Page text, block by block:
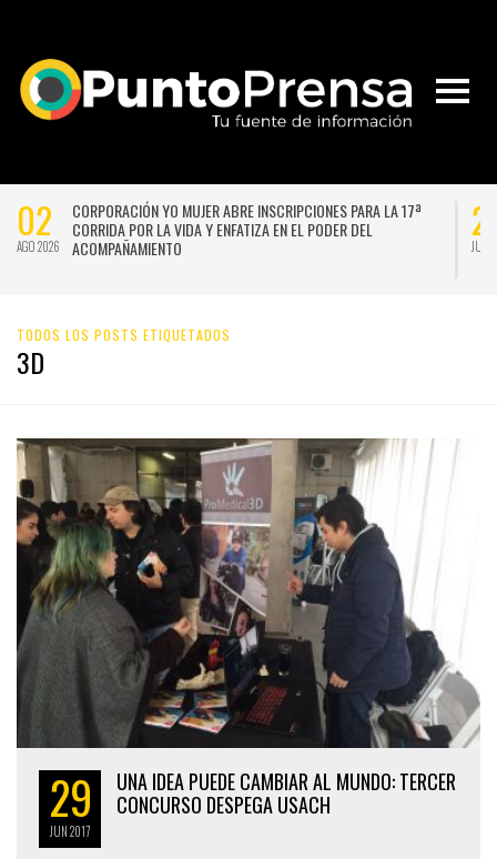
02
AGO 2026
CORPORACIÓN YO MUJER ABRE INSCRIPCIONES PARA LA 17ª
CORRIDA POR LA VIDA Y ENFATIZA EN EL PODER DEL
ACOMPAÑAMIENTO
JUL
TODOS LOS POSTS ETIQUETADOS
3D
29
JUN2017
UNA IDEA PUEDE CAMBIAR AL MUNDO: TERCER
CONCURSO DESPEGA USACH